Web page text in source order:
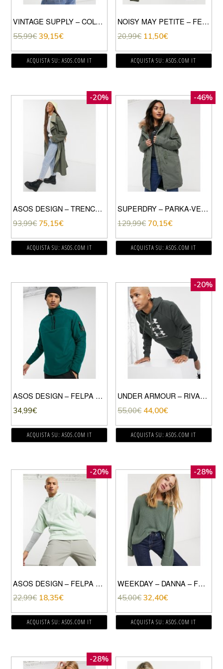
VINTAGE SUPPLY – COLUMBIA ROAD – FELPA MENTA-VERDE
55,99€ 39,15€
ACQUISTA SU: ASOS.COM IT
NOISY MAY PETITE – FELPA LEGGERA CON CUCITURE A CONTRASTO NERE COLOR KAKI-VERDE
20,99€ 11,50€
ACQUISTA SU: ASOS.COM IT
-20%
ASOS DESIGN – TRENCH A DOPPIO STRATO VERDE
93,99€ 75,15€
ACQUISTA SU: ASOS.COM IT
-46%
SUPERDRY – PARKA-VERDE
129,99€ 70,15€
ACQUISTA SU: ASOS.COM IT
ASOS DESIGN – FELPA COMODA IN PILE CON ZIP CORTA E TASCA MA1 CON STEMMA-VERDE
34,99€
ACQUISTA SU: ASOS.COM IT
-20%
UNDER ARMOUR – RIVAL – FELPA CON CAPPUCCIO E TRIPLO LOGO COLOR KAKI-VERDE
55,00€ 44,00€
ACQUISTA SU: ASOS.COM IT
-20%
ASOS DESIGN – FELPA CON CAPPUCCIO OVERSIZE A MANICHE CORTE VERDE PASTELLO
22,99€ 18,35€
ACQUISTA SU: ASOS.COM IT
-28%
WEEKDAY – DANNA – FELPA VERDE POLVERE CON SCOLLO ROTONDO
45,00€ 32,40€
ACQUISTA SU: ASOS.COM IT
-28%